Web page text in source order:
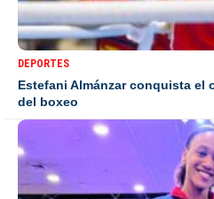
DEPORTES
Estefani Almánzar conquista el
del boxeo